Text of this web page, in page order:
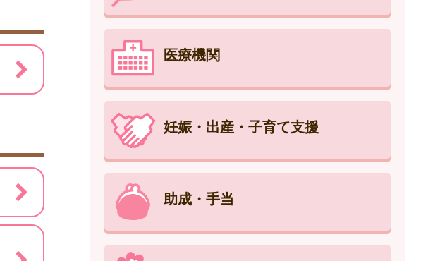
医療機関
妊娠・出産・子育て支援
助成・手当